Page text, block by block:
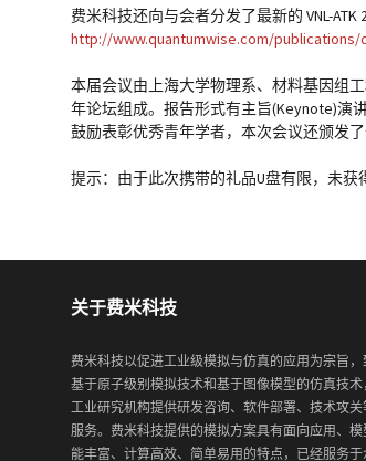
费米科技还向与会者分发了最新的 VNL-
http://www.quantumwise.com/
本届会议由上海大学物理系、材料基因组
年论坛组成。报告形式有主旨(Keynote)演
鼓励表彰优秀青年学者，本次会议还颁发
提示：由于此次携带的礼品U盘有限，未获
关于费米科技
费米科技以促进工业级模拟与仿真的应用为宗旨
基于原子级别模拟技术和基于图像模型的仿真技术
工业研究机构提供研发咨询、软件部署、技术攻关
服务。费米科技提供的模拟方案具有面向应用、
能丰富、计算高效、简单易用的特点，已经服务